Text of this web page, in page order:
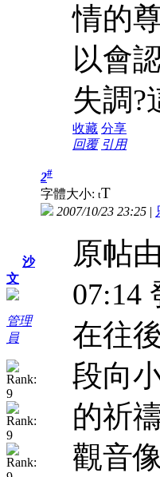
情的
以會
失調
收藏 分享
回覆 引用
沙
文
管理
員
2#
字體大小: tT
2007/10/23 23:25 |
原帖由
07:14
在往
段向
的祈
觀音